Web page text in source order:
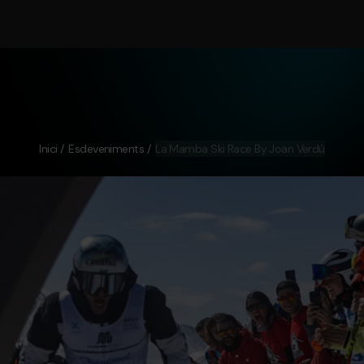
Inici Esdeveniments La Mamba Ski Race By Joan Verdú